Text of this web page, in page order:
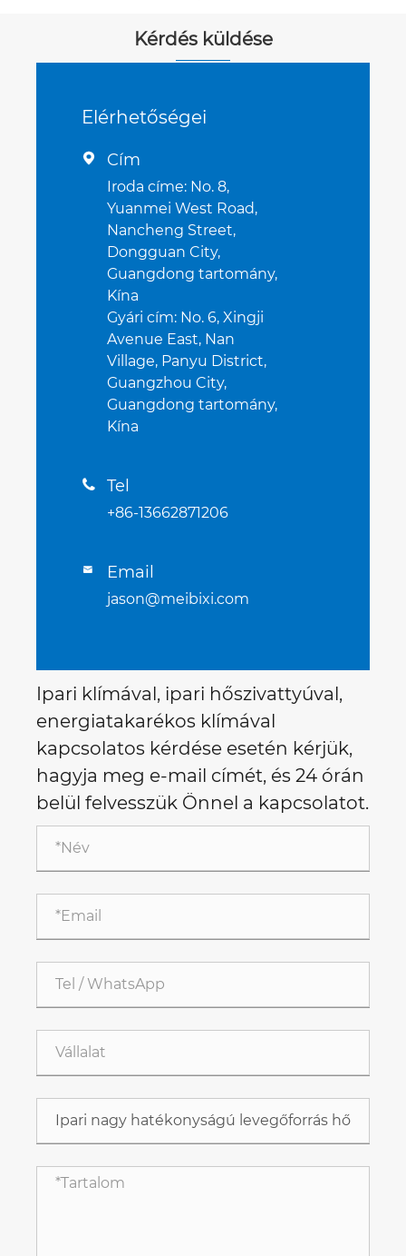
Kérdés küldése
Elérhetőségei
 Cím
Iroda címe: No. 8,
Yuanmei West Road,
Nancheng Street,
Dongguan City,
Guangdong tartomány,
Kína
Gyári cím: No. 6, Xingji
Avenue East, Nan
Village, Panyu District,
Guangzhou City,
Guangdong tartomány,
Kína
 Tel
+86-13662871206
 Email
jason@meibixi.com
Ipari klímával, ipari hőszivattyúval,
energiatakarékos klímával
kapcsolatos kérdése esetén kérjük,
hagyja meg e-mail címét, és 24 órán
belül felvesszük Önnel a kapcsolatot.